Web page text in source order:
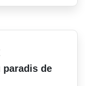
paradis de